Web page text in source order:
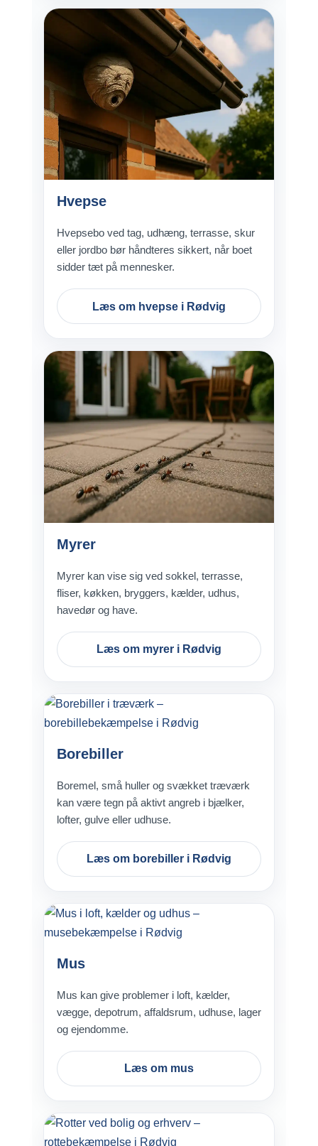
Hvepse
Hvepsebo ved tag, udhæng, terrasse, skur
eller jordbo bør håndteres sikkert, når boet
sidder tæt på mennesker.
Læs om hvepse i Rødvig
Myrer
Myrer kan vise sig ved sokkel, terrasse,
fliser, køkken, bryggers, kælder, udhus,
havedør og have.
Læs om myrer i Rødvig
Borebiller
Boremel, små huller og svækket træværk
kan være tegn på aktivt angreb i bjælker,
lofter, gulve eller udhuse.
Læs om borebiller i Rødvig
Mus
Mus kan give problemer i loft, kælder,
vægge, depotrum, affaldsrum, udhuse, lager
og ejendomme.
Læs om mus